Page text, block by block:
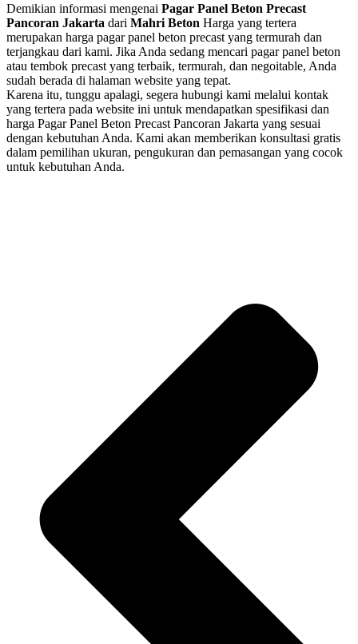
Demikian informasi mengenai Pagar Panel Beton Precast
Pancoran Jakarta dari Mahri Beton Harga yang tertera
merupakan harga pagar panel beton precast yang termurah dan
terjangkau dari kami. Jika Anda sedang mencari pagar panel beton
atau tembok precast yang terbaik, termurah, dan negoitable, Anda
sudah berada di halaman website yang tepat.
Karena itu, tunggu apalagi, segera hubungi kami melalui kontak
yang tertera pada website ini untuk mendapatkan spesifikasi dan
harga Pagar Panel Beton Precast Pancoran Jakarta yang sesuai
dengan kebutuhan Anda. Kami akan memberikan konsultasi gratis
dalam pemilihan ukuran, pengukuran dan pemasangan yang cocok
untuk kebutuhan Anda.